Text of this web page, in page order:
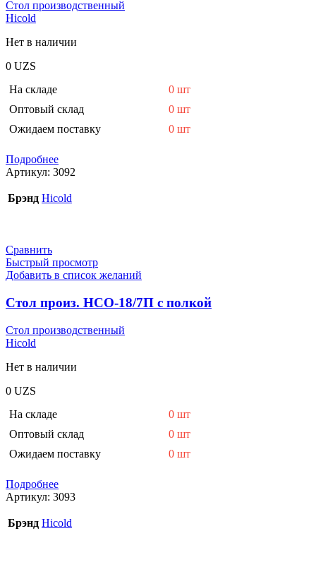
Стол производственный
Hicold
Нет в наличии
0 UZS
На складе
0 шт
Оптовый склад
0 шт
Ожидаем поставку
0 шт
Подробнее
Артикул: 3092
Брэнд Hicold
Сравнить
Быстрый просмотр
Добавить в список желаний
Стол произ. НСО-18/7П с полкой
Стол производственный
Hicold
Нет в наличии
0 UZS
На складе
0 шт
Оптовый склад
0 шт
Ожидаем поставку
0 шт
Подробнее
Артикул: 3093
Брэнд Hicold